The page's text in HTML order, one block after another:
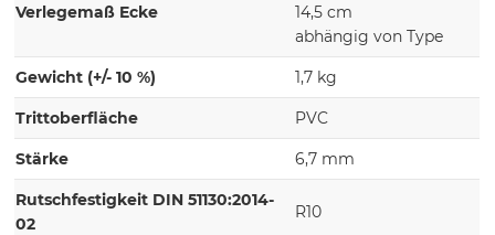
Verlegemaß Ecke
14,5 cm
abhängig von Type
Gewicht (+/- 10 %) 1,7 kg
Trittoberfläche PVC
Stärke 6,7 mm
Rutschfestigkeit DIN 51130:2014-
02
R10